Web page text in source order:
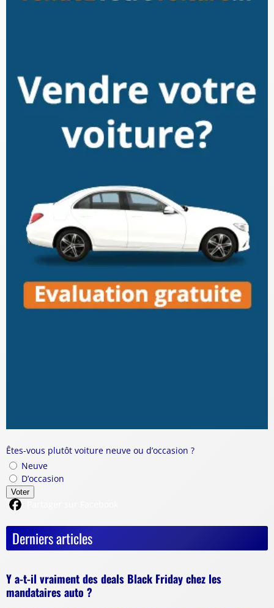
Êtes-vous plutôt voiture neuve ou d’occasion ?
Neuve
D’occasion
Voter
Derniers articles
Y a-t-il vraiment des deals Black Friday chez les
mandataires auto ?